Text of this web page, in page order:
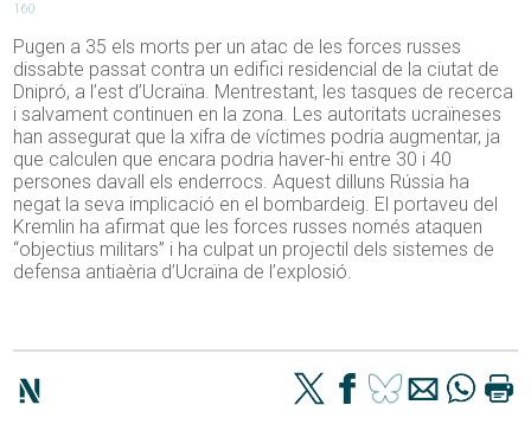
160
Pugen a 35 els morts per un atac de les forces russes
dissabte passat contra un edifici residencial de la ciutat de
Dnipró, a l’est d’Ucraïna. Mentrestant, les tasques de recerca
i salvament continuen en la zona. Les autoritats ucraïneses
han assegurat que la xifra de víctimes podria augmentar, ja
que calculen que encara podria haver-hi entre 30 i 40
persones davall els enderrocs. Aquest dilluns Rússia ha
negat la seva implicació en el bombardeig. El portaveu del
Kremlin ha afirmat que les forces russes només ataquen
“objectius militars” i ha culpat un projectil dels sistemes de
defensa antiaèria d’Ucraïna de l’explosió.